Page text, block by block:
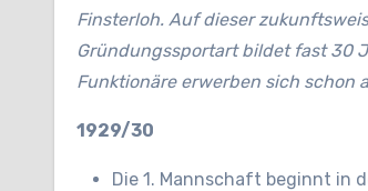
Finsterloh. Auf dieser
Gründungssportart bildet fast 30
Funktionäre erwerben sich schon
1929/30
Die 1. Mannschaft beginnt in